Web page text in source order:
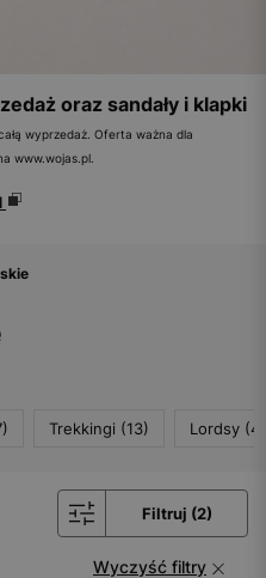
oraz sandały i klapki
wyprzedaż. Oferta ważna dla
www.wojas.pl.
Trekkingi (13) Lordsy (4)
Filtruj (2)
Wyczyść filtry